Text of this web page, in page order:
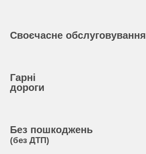
Своєчасне обслуговування
Гарні
дороги
Без пошкоджень
(без ДТП)